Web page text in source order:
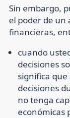
Sin embargo,
el poder de un
financieras,
cuando
decisiones
significa
decisiones
no tenga
económicas